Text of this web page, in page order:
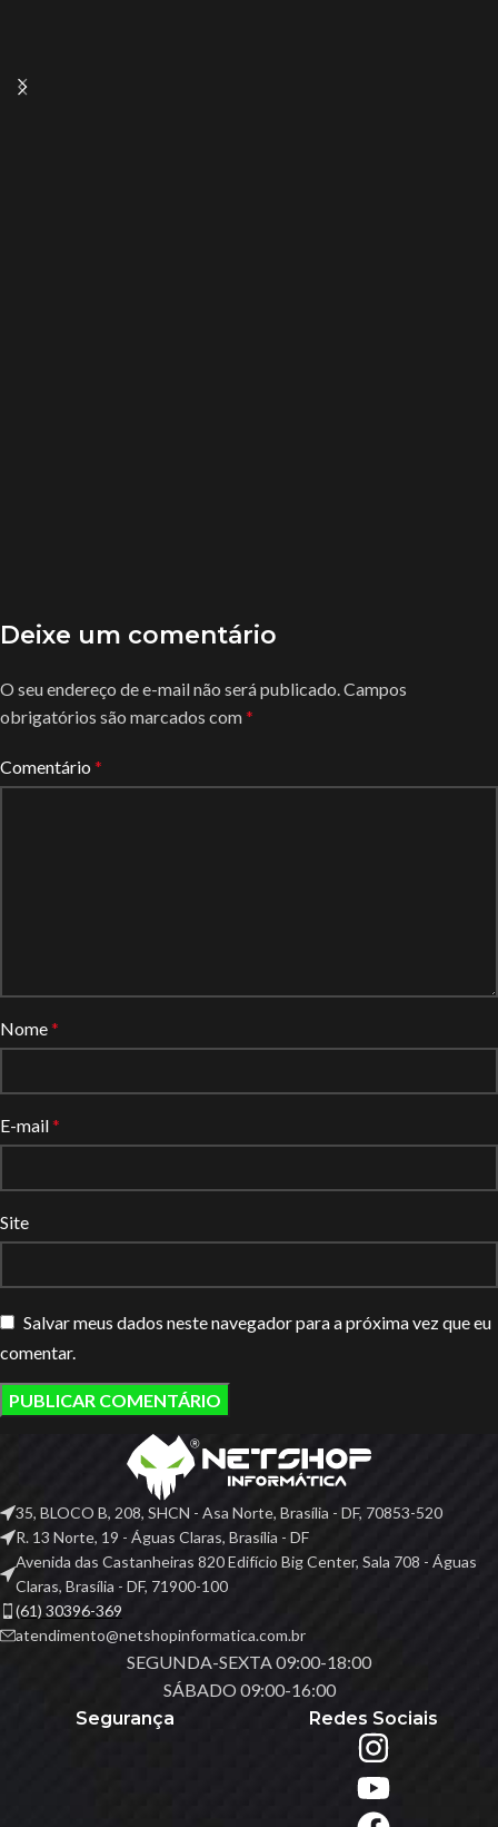
Deixe um comentário
O seu endereço de e-mail não será publicado.Campos
obrigatórios são marcados com*
Comentário *
Nome*
E-mail*
Site
Salvar meus dados neste navegador para a próxima vez que eu
comentar.
35, BLOCO B, 208, SHCN - Asa Norte, Brasília - DF, 70853-520
R. 13 Norte, 19 - Águas Claras, Brasília - DF
Avenida das Castanheiras 820 Edifício Big Center, Sala 708 - Águas
Claras, Brasília - DF, 71900-100
(61) 30396-369
atendimento@netshopinformatica.com.br
SEGUNDA-SEXTA 09:00-18:00
SÁBADO 09:00-16:00
Segurança
Redes Sociais